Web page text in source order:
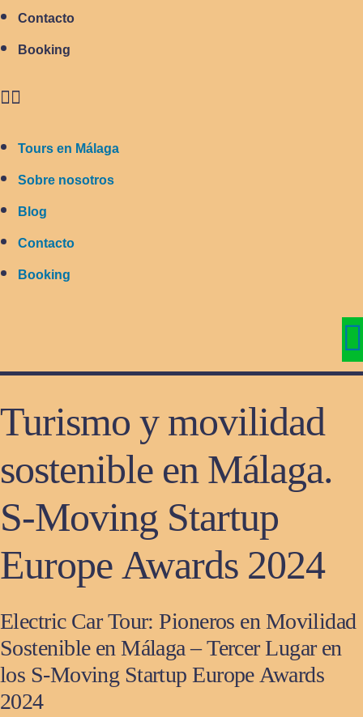
Contacto
Booking
Tours en Málaga
Sobre nosotros
Blog
Contacto
Booking
Turismo y movilidad
sostenible en Málaga.
S-Moving Startup
Europe Awards 2024
Electric Car Tour: Pioneros en Movilidad
Sostenible en Málaga – Tercer Lugar en
los S-Moving Startup Europe Awards
2024